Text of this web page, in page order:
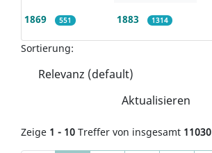
1869 551 1883 1314
Sortierung:
Aktualisieren
Zeige 1 - 10 Treffer von insgesamt 11030